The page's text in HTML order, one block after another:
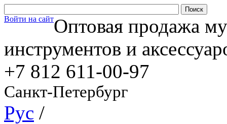
Войти на сайтОптовая продажа
инструментов и
+7 812 611-00-97
Санкт-Петербург
Рус /